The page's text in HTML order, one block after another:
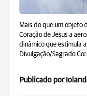
Mais do que um objeto
Coração de Jesus a
dinâmico que estimula
Divulgação/Sagrado
Publicado por